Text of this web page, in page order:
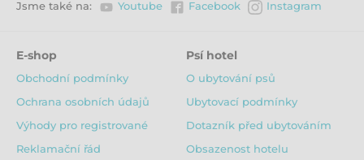
Jsme také na: Youtube Facebook Instagram
E-shop
Obchodní podmínky
Ochrana osobních údajů
Výhody pro registrované
Reklamační řád
Psí hotel
O ubytování psů
Ubytovací podmínky
Dotazník před ubytováním
Obsazenost hotelu